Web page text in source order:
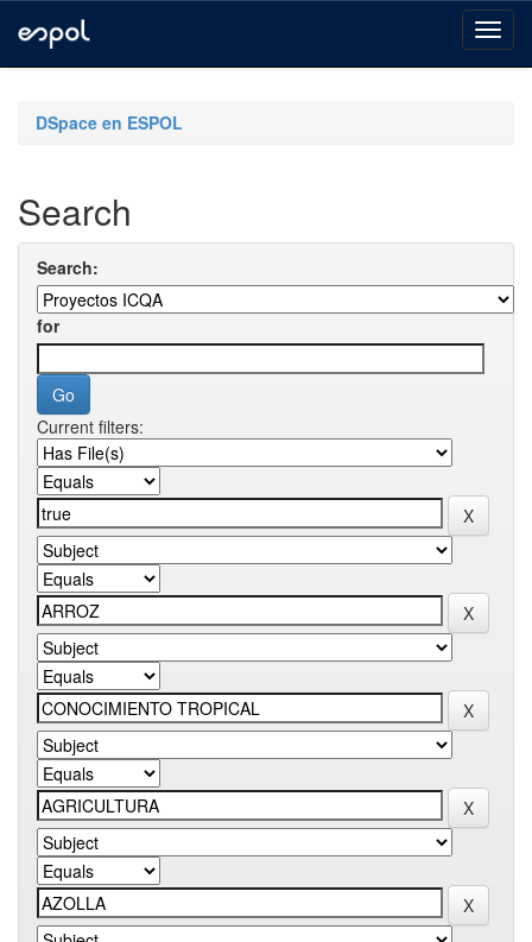
navigationDSpace en ESPOL
Search
Search:
for
Current filters: